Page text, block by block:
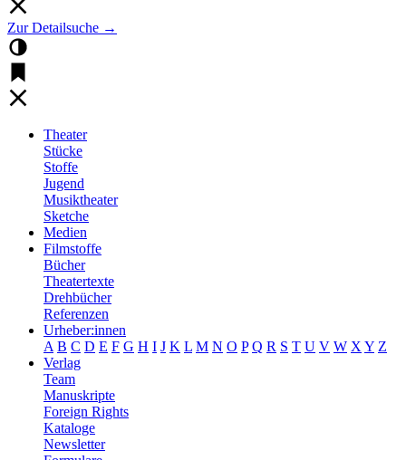
Zur Detailsuche →
Theater
Stücke
Stoffe
Jugend
Musiktheater
Sketche
Medien
Filmstoffe
Bücher
Theatertexte
Drehbücher
Referenzen
Urheber:innen
A B C D E F G H I J K L M N O P Q R S T U V W X Y Z
Verlag
Team
Manuskripte
Foreign Rights
Kataloge
Newsletter